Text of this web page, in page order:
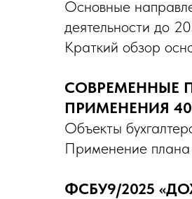
Основные
деятельности до
Краткий обзор
СОВРЕМЕННЫЕ
ПРИМЕНЕНИЯ
Объекты
Применение плана
ФСБУ9/2025